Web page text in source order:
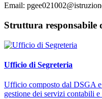
Email:
Struttura responsabile
Ufficio di Segreteria
Ufficio composto dal DSGA
gestione dei servizi contabili